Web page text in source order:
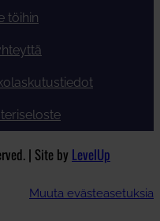
töihin
| Site by LevelUp
Muuta evästeasetuksia